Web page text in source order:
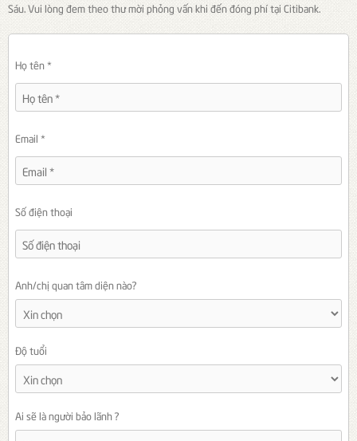
Sáu. Vui lòng đem theo thư mời phỏng vấn khi đến đóng phí tại Citibank.
Họ tên *
Email *
Số điện thoại
Anh/chị quan tâm diện nào?
Độ tuổi
Ai sẽ là người bảo lãnh ?